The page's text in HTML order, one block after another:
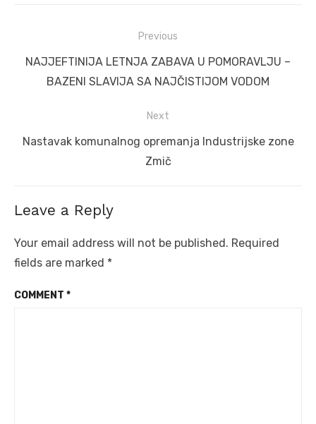
navigation
Previous
Previous
NAJJEFTINIJA LETNJA ZABAVA U POMORAVLJU –
BAZENI SLAVIJA SA NAJČISTIJOM VODOM
Next
Next
Nastavak komunalnog opremanja Industrijske zone
Zmič
Leave a Reply
Your email address will not be published. Required
fields are marked *
COMMENT *